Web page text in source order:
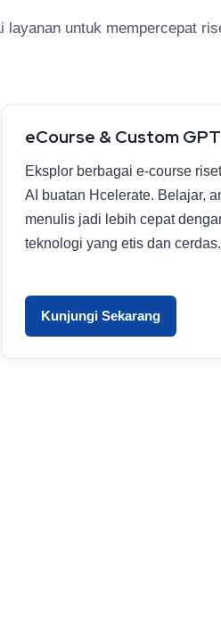
layanan untuk mempercepat
eCourse & Custom GPT
Eksplor berbagai e-course
AI buatan Hcelerate. Belajar,
menulis jadi lebih cepat
teknologi yang etis dan cerdas.
Kunjungi Sekarang